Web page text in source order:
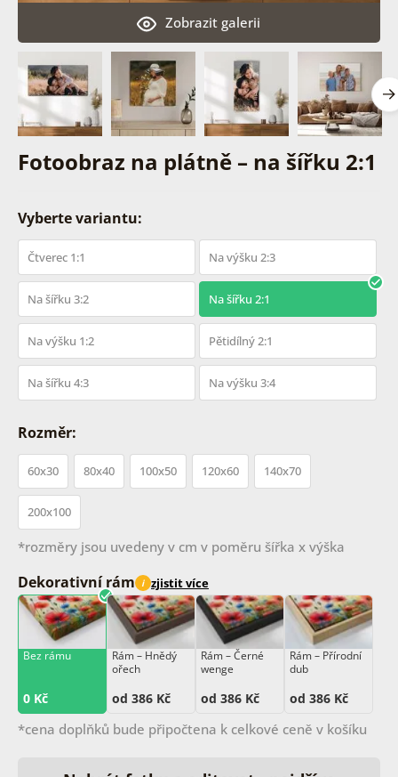
Fotoobraz na plátně – na šířku 2:1
Zobrazit galerii
Vyberte variantu:
Čtverec 1:1 Na výšku 2:3
Na šířku 3:2 Na šířku 2:1
Na výšku 1:2 Pětidílný 2:1
Na šířku 4:3 Na výšku 3:4
Rozměr:
60x30 80x40 100x50 120x60 140x70
200x100
*rozměry jsou uvedeny v cm v poměru šířka x výška
Dekorativní rám i zjistit více
Bez rámu
0 Kč
Rám –⁠⁠⁠⁠⁠⁠ Hnědý
ořech
od 386 Kč
Rám –⁠⁠⁠⁠⁠⁠ Černé
wenge
od 386 Kč
Rám –⁠⁠⁠⁠⁠⁠ Přírodní
dub
od 386 Kč
*cena doplňků bude připočtena k celkové ceně v košíku